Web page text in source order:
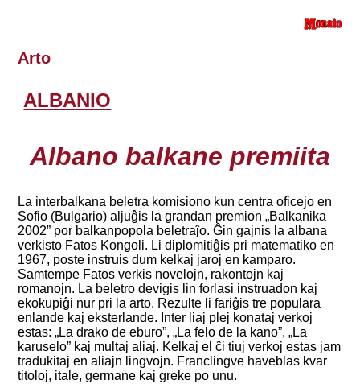
Arto
ALBANIO
Albano balkane premiita
La interbalkana beletra komisiono kun centra oficejo en
Sofio (Bulgario) aljuĝis la grandan premion „Balkanika
2002” por balkanpopola beletraĵo. Ĝin gajnis la albana
verkisto Fatos Kongoli. Li diplomitiĝis pri matematiko en
1967, poste instruis dum kelkaj jaroj en kamparo.
Samtempe Fatos verkis novelojn, rakontojn kaj
romanojn. La beletro devigis lin forlasi instruadon kaj
ekokupiĝi nur pri la arto. Rezulte li fariĝis tre populara
enlande kaj eksterlande. Inter liaj plej konataj verkoj
estas: „La drako de eburo”, „La felo de la kano”, „La
karuselo” kaj multaj aliaj. Kelkaj el ĉi tiuj verkoj estas jam
tradukitaj en aliajn lingvojn. Franclingve haveblas kvar
titoloj, itale, germane kaj greke po unu.